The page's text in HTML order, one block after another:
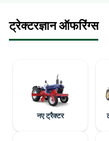
ट्रेक्टरज्ञान ऑफरिंग्स
नए ट्रैक्टर